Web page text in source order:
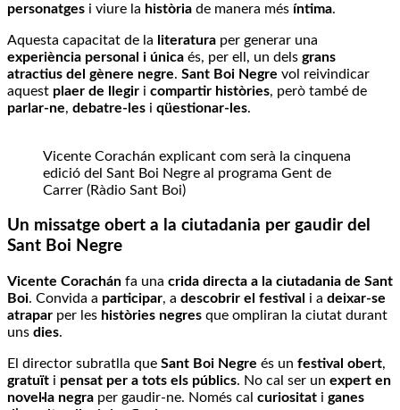
personatges i viure la història de manera més íntima.
Aquesta capacitat de la literatura per generar una
experiència personal i única és, per ell, un dels grans
atractius del gènere negre. Sant Boi Negre vol reivindicar
aquest plaer de llegir i compartir històries, però també de
parlar-ne, debatre-les i qüestionar-les.
Vicente Corachán explicant com serà la cinquena
edició del Sant Boi Negre al programa Gent de
Carrer (Ràdio Sant Boi)
Un missatge obert a la ciutadania per gaudir del
Sant Boi Negre
Vicente Corachán fa una crida directa a la ciutadania de Sant
Boi. Convida a participar, a descobrir el festival i a deixar-se
atrapar per les històries negres que ompliran la ciutat durant
uns dies.
El director subratlla que Sant Boi Negre és un festival obert,
gratuït i pensat per a tots els públics. No cal ser un expert en
novel·la negra per gaudir-ne. Només cal curiositat i ganes